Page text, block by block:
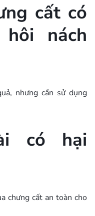
cất có
nách
nhưng cần sử dụng
có hại
chưng cất an toàn cho